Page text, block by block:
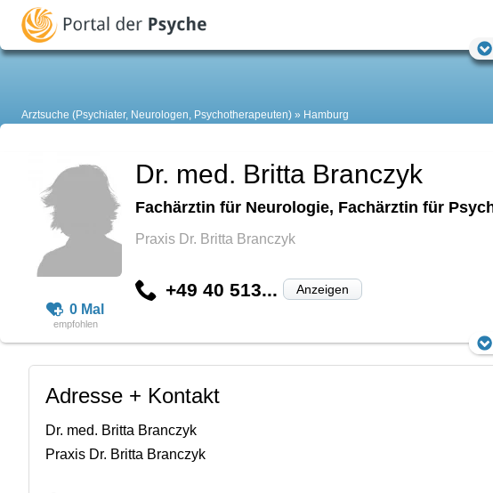
Arztsuche (Psychiater, Neurologen, Psychotherapeuten) Hamburg
0 Mal
Dr. med. Britta Branczyk
Fachärztin für Neurologie, Fachärztin für
Praxis Dr. Britta Branczyk
+49 40 513... Anzeigen
Adresse + Kontakt
Dr. med. Britta Branczyk
Praxis Dr. Britta Branczyk